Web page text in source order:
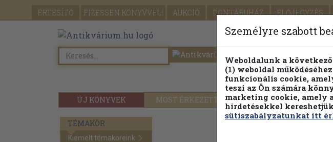
ÉRTESÍTŐ FIZESSEN KÖNYVVEL! AUKCIÓ PONTÁRUHÁZ ELŐJEGYZÉS
ÚJ KÖNYVEK MOST ÉRKEZETT PILLANATNYI ÁRAINK
TÉMAKÖR
Kiemelt témaköreink
Személyre szabott
Weboldalunk a
(1) weboldal
funkcionális cookie,
teszi az Ön számára
marketing cookie, amely
hirdetésekkel
sütiszabályzatunkat itt